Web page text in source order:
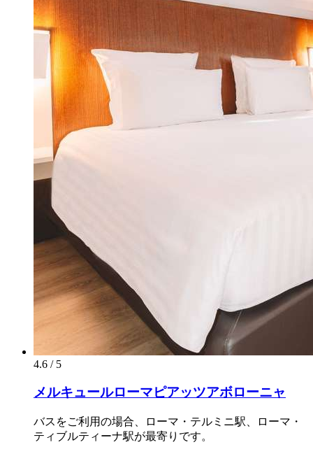
4.6 / 5
メルキュールローマピアッツアボローニャ
バスをご利用の場合、ローマ・テルミニ駅、ローマ・
ティブルティーナ駅が最寄りです。